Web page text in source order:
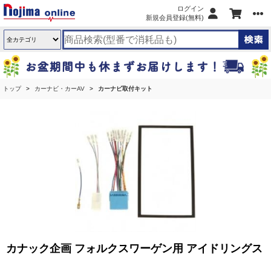
ログイン
新規会員登録(無料)
トップ カーナビ・カーAV カーナビ取付キット
カナック企画 フォルクスワーゲン用 アイドリングス